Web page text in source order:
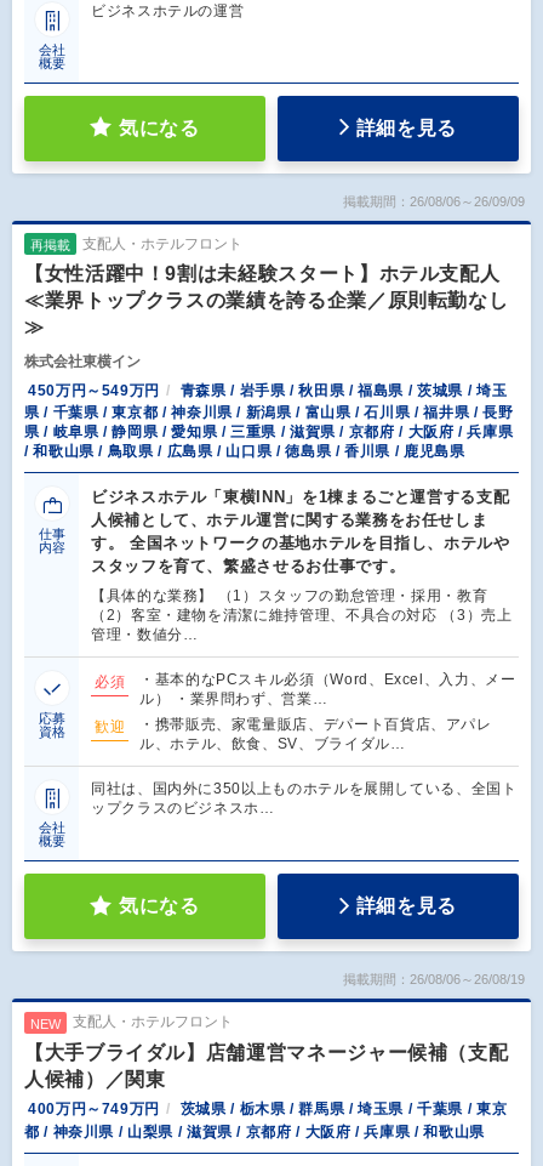
会社
概要
ビジネスホテルの運営
気になる 詳細を見る
掲載期間：26/08/06～26/09/09
再掲載 支配人・ホテルフロント
【女性活躍中！9割は未経験スタート】ホテル支配人
≪業界トップクラスの業績を誇る企業／原則転勤なし
≫
株式会社東横イン
450万円～549万円
青森県 / 岩手県 / 秋田県 / 福島県 / 茨城県 / 埼玉
県 / 千葉県 / 東京都 / 神奈川県 / 新潟県 / 富山県 / 石川県 / 福井県 / 長野
県 / 岐阜県 / 静岡県 / 愛知県 / 三重県 / 滋賀県 / 京都府 / 大阪府 / 兵庫県
/ 和歌山県 / 鳥取県 / 広島県 / 山口県 / 徳島県 / 香川県 / 鹿児島県
仕事
内容
ビジネスホテル「東横INN」を1棟まるごと運営する支配
人候補として、ホテル運営に関する業務をお任せしま
す。 全国ネットワークの基地ホテルを目指し、ホテルや
スタッフを育て、繁盛させるお仕事です。
【具体的な業務】 （1）スタッフの勤怠管理・採用・教育
（2）客室・建物を清潔に維持管理、不具合の対応 （3）売上
管理・数値分…
応募
資格
必須
・基本的なPCスキル必須（Word、Excel、入力、メー
ル） ・業界問わず、営業…
歓迎
・携帯販売、家電量販店、デパート百貨店、アパレ
ル、ホテル、飲食、SV、ブライダル…
会社
概要
同社は、国内外に350以上ものホテルを展開している、全国ト
ップクラスのビジネスホ…
気になる 詳細を見る
掲載期間：26/08/06～26/08/19
NEW 支配人・ホテルフロント
【大手ブライダル】店舗運営マネージャー候補（支配
人候補）／関東
400万円～749万円
茨城県 / 栃木県 / 群馬県 / 埼玉県 / 千葉県 / 東京
都 / 神奈川県 / 山梨県 / 滋賀県 / 京都府 / 大阪府 / 兵庫県 / 和歌山県